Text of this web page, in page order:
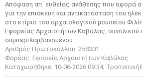
Απόφαση απ΄ ευθείας ανάθεσης που αφορά
για την επισκευή και αντικατάσταση του
στο κτίριο του αρχαιολογικού μουσείου
Εφορείας Αρχαιοτήτων Καβάλας, συνολικού
συμπεριλαμβανομένου...
Αριθμός Πρωτοκόλλου: 258301
Φορέας: Εφορεία Αρχαιοτήτων Καβάλας
Καταχωρήθηκε: 10-06-2026 09:34,